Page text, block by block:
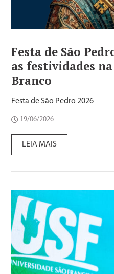
Festa de São
as festividades
Branco
Festa de São Pedro 2026
19/06/2026
LEIA MAIS